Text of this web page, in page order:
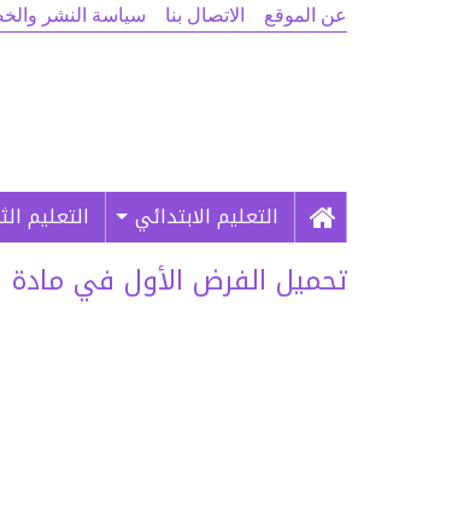
عن الموقع الاتصال بنا سياسة النشر
التعليم الابتدائي التعليم
تحميل الفرض الأول في مادة